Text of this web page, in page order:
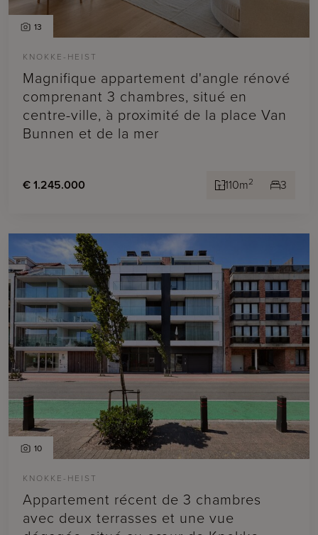
13
KNOKKE-HEIST
Magnifique appartement d'angle rénové
comprenant 3 chambres, situé en
centre-ville, à proximité de la place Van
Bunnen et de la mer
€ 1.245.000 110m2 3
10
KNOKKE-HEIST
Appartement récent de 3 chambres
avec deux terrasses et une vue